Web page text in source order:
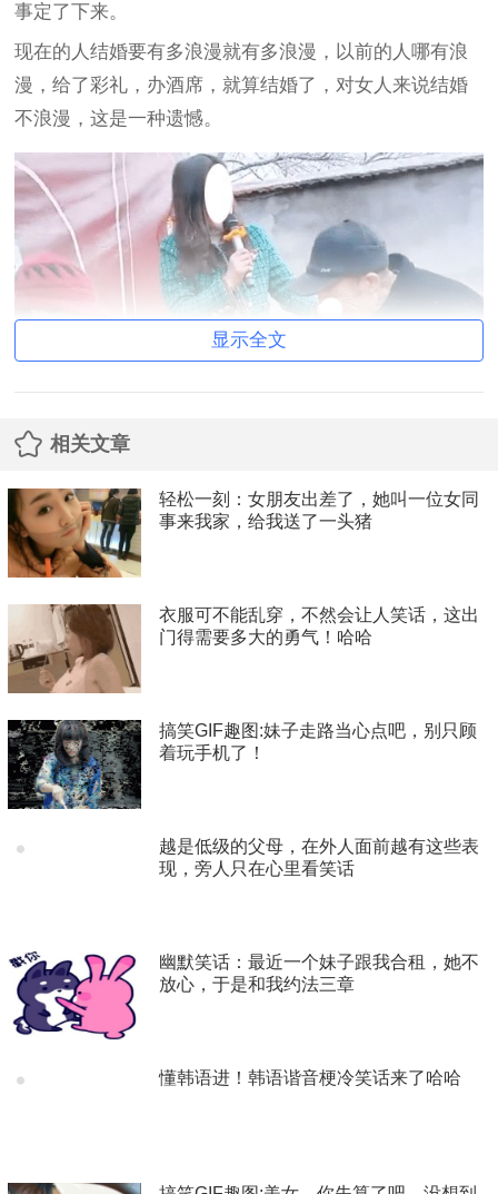
事定了下来。
现在的人结婚要有多浪漫就有多浪漫，以前的人哪有浪
漫，给了彩礼，办酒席，就算结婚了，对女人来说结婚
不浪漫，这是一种遗憾。
新郎和新娘在婚庆台上举行婚礼，台下的人都在欢呼，
多感触，也许是想起自己当年和大娘结婚的时候，没有
那么浪漫，心里也很遗憾。
大爷就想浪漫一次，弥补这一个遗憾，大娘穿着一件大
红袍子，很漂亮，还戴着一顶红色的帽子，坐在婚庆台
鞋，头上也戴着一顶黑色的帽子，他右手拿着鲜花，走
到婚庆台上，大爷想单膝跪下来向大娘告白，他旁边有
一个人在扶着他，不过婚礼主持人跟那个人说，让大爷
显示全文
相关文章
轻松一刻：女朋友出差了，她叫一位女同
事来我家，给我送了一头猪
衣服可不能乱穿，不然会让人笑话，这出
门得需要多大的勇气！哈哈
搞笑GIF趣图:妹子走路当心点吧，别只顾
着玩手机了！
越是低级的父母，在外人面前越有这些表
现，旁人只在心里看笑话
幽默笑话：最近一个妹子跟我合租，她不
放心，于是和我约法三章
懂韩语进！韩语谐音梗冷笑话来了哈哈